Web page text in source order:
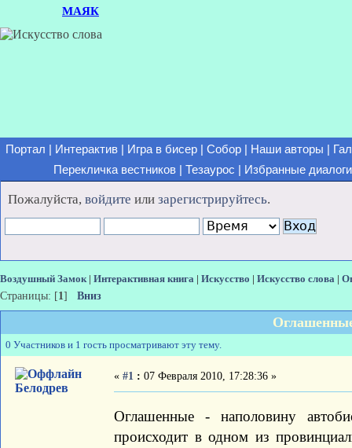
МАЯК
Портал Интерактив| Игра в бисер| Собор| Наши авторы
Перекличка вестников
Тезаурос Избранные диалоги
Пожалуйста, войдите или зарегистрируйтесь.
Воздушный Замок| Интерактивная книга Искусство Искусство слова
Страницы: [1] Вниз
0 Участников и 1 гость просматривают эту тему.
Белодрев
« #1 : 07 Февраля 2010, 17:28:36 »
Оглашенные - наполовину
происходит в одном из